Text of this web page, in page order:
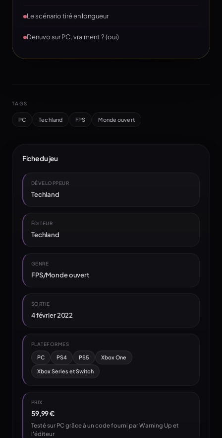
Le scénario tiré en longueur
Denuvo sur PC, vraiment ? (oui)
TAGS
PC Techland FPS Monde ouvert
Fiche du jeu
DÉVELOPPEUR
Techland
ÉDITEUR
Techland
GENRE
FPS/Monde ouvert
SORTIE
4 février 2022
PLATEFORMES
PC PS4 PS5 Xbox One
Xbox Series et Switch
PRIX
59,99 €
Testé sur PC grâce à un code fourni par Warning Up et
l'éditeur